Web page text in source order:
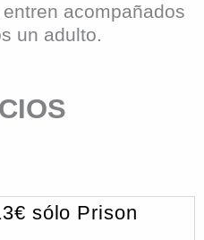
acompañados
un adulto.
sólo Prison